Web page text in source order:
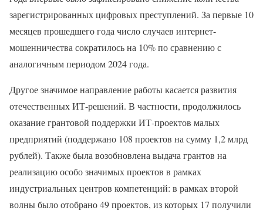
зарегистрированных цифровых преступлений. За первые 10
месяцев прошедшего года число случаев интернет-
мошенничества сократилось на 10% по сравнению с
аналогичным периодом 2024 года.
Другое значимое направление работы касается развития
отечественных ИТ-решений. В частности, продолжилось
оказание грантовой поддержки ИТ-проектов малых
предприятий (поддержано 108 проектов на сумму 1,2 млрд
рублей). Также была возобновлена выдача грантов на
реализацию особо значимых проектов в рамках
индустриальных центров компетенций: в рамках второй
волны было отобрано 49 проектов, из которых 17 получили